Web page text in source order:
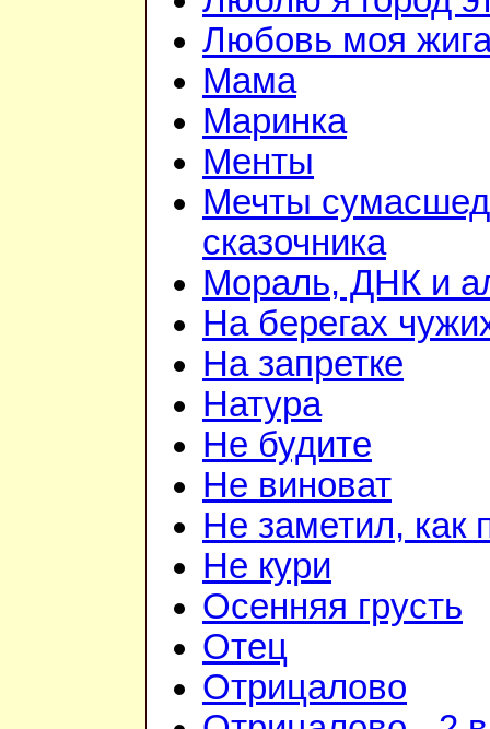
Любовь моя
Мама
Маринка
Менты
Мечты
сказочника
Мораль, ДНК и
На берегах
На запретке
Натура
Не будите
Не виноват
Не заметил, как
Не кури
Осенняя грусть
Отец
Отрицалово